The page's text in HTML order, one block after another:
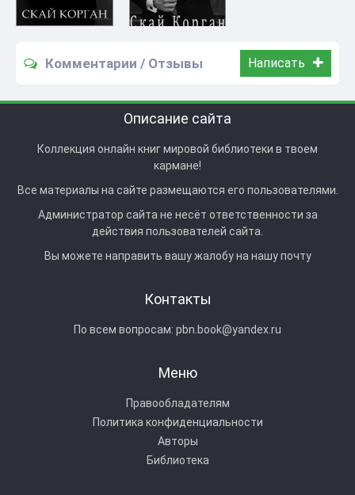
Комментарии / Отзывы Написать
Описание сайта
Коллекция онлайн книг мировой библиотеки в твоем
кармане!
Все материалы на сайте размещаются его пользователями.
Администратор сайта не несёт ответственности за
действия пользователей сайта.
Вы можете направить вашу жалобу на нашу почту
Контакты
По всем вопросам: pbn.book@yandex.ru
Меню
Правообладателям
Политика конфиденциальности
Авторы
Библиотека